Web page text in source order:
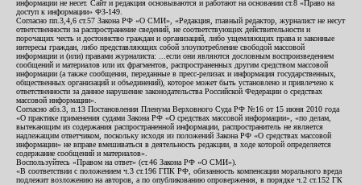
информации не несет. Сайт и редакция основываются и работают на основании ст.8 «Право на
доступ к информации» ФЗ-149.
Согласно пп.3,4,6 ст.57 Закона РФ «О СМИ», «Редакция, главный редактор, журналист не несут
ответственности за распространение сведений, не соответствующих действительности и
порочащих честь и достоинство граждан и организаций, либо ущемляющих права и законные
интересы граждан, либо представляющих собой злоупотребление свободой массовой
информации и (или) правами журналиста: ...если они являются дословным воспроизведением
сообщений и материалов или их фрагментов, распространенных другим средством массовой
информации (а также сообщения, переданные в пресс-релизах и информация государственных,
общественных организаций и объединений), которое может быть установлено и привлечено к
ответственности за данное нарушение законодательства Российской Федерации о средствах
массовой информации».
Согласно абз.3, п.13 Постановления Пленума Верховного Суда РФ №16 от 15 июня 2010 года
«О практике применения судами Закона РФ «О средствах массовой информации», «по делам,
вытекающим из содержания распространенной информации, распространитель не является
надлежащим ответчиком, поскольку исходя из положений Закона РФ «О средствах массовой
информации» не вправе вмешиваться в деятельность редакции, в ходе которой определяется
содержание сообщений и материалов».
Воспользуйтесь «Правом на ответ» (ст.46 Закона РФ «О СМИ»).
«В соответствии с положением ч.3 ст.196 ГПК РФ, обязанность компенсации морального вреда
подлежит возложению на авторов, а по опубликованию опровержения, в порядке ч.2 ст.152 ГК